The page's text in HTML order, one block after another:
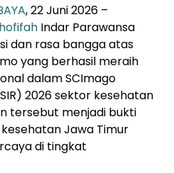
, 22 Juni 2026 –
Indar Parawansa
dan rasa bangga atas
yang berhasil meraih
dalam SCImago
2026 sektor kesehatan
tersebut menjadi bukti
Jawa Timur
di tingkat